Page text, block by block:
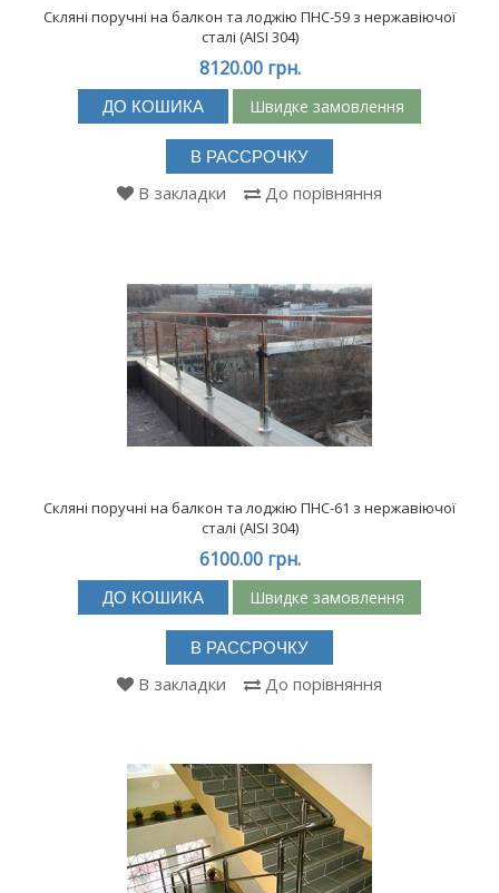
Скляні поручні на балкон та лоджію ПНС-59 з нержавіючої
сталі (АISI 304)
8120.00 грн.
ДО КОШИКА Швидке замовлення
В РАССРОЧКУ
В закладки До порівняння
Скляні поручні на балкон та лоджію ПНС-61 з нержавіючої
сталі (АISI 304)
6100.00 грн.
ДО КОШИКА Швидке замовлення
В РАССРОЧКУ
В закладки До порівняння